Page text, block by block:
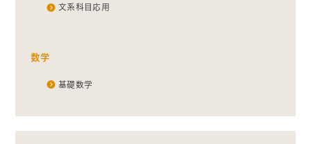
文系科目応用
数学
基礎数学